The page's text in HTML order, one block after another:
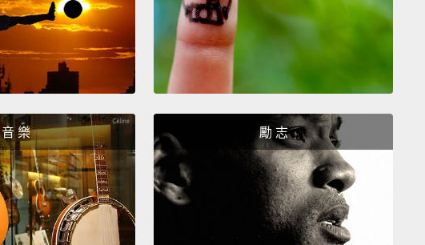
doing very well until I was diagnosed with scurvy.
Bit into
a hamburger and lost three teeth.
至少這個目標我有辦法堅持。我還決定不再吃蔬菜水果呢。在
我被診斷出壞血病前，我都過得好好的。咬了一口漢堡還掉了
Oh, bleh. But your resolutions aren't making you a better
person. You should be trying to improve yourself.
噢，好噁。但你的新希望沒有讓你變成更好的人。你應該要試
著讓自己更進步。
音 樂 勵 志